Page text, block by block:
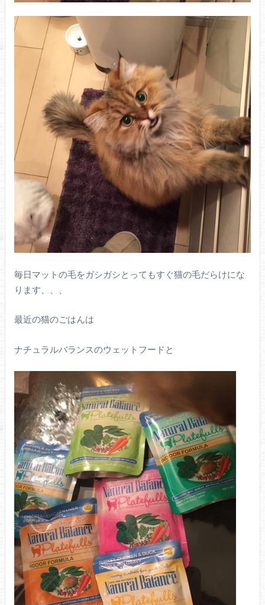
毎日マットの毛をガシガシとってもすぐ猫の毛だらけにな
ります、、、
最近の猫のごはんは
ナチュラルバランスのウェットフードと